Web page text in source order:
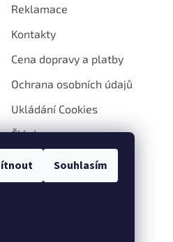
Souhlasím
Reklamace
Kontakty
Cena dopravy a platby
Ochrana osobních údajů
Ukládání Cookies
Články